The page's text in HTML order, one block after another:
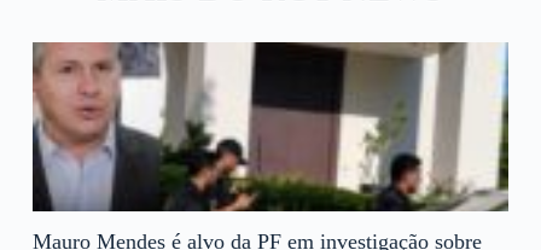
Mauro Mendes é alvo da PF em investigação sobre